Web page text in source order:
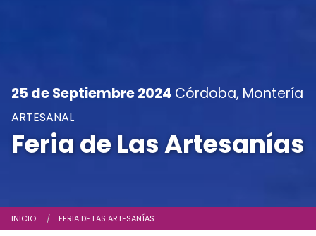
25 de Septiembre 2024 Córdoba, Montería
ARTESANAL
Feria de Las Artesanías
Ruta de navegación
INICIO CURRENT:
FERIA DE LAS ARTESANÍAS